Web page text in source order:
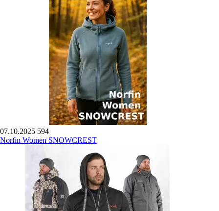
07.10.2025 594
Norfin Women SNOWCREST